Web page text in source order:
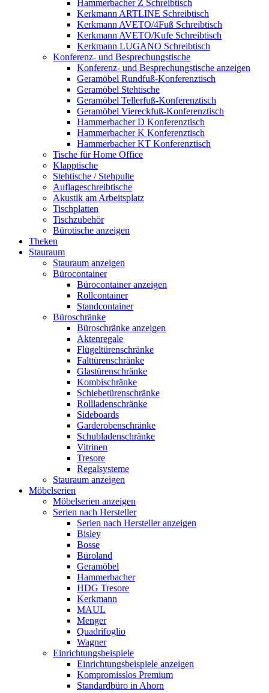
Hammerbacher Z Schreibtisch
Kerkmann ARTLINE Schreibtisch
Kerkmann AVETO/4Fuß Schreibtisch
Kerkmann AVETO/Kufe Schreibtisch
Kerkmann LUGANO Schreibtisch
Konferenz- und Besprechungstische
Konferenz- und Besprechungstische anzeigen
Geramöbel Rundfuß-Konferenztisch
Geramöbel Stehtische
Geramöbel Tellerfuß-Konferenztisch
Geramöbel Viereckfuß-Konferenztisch
Hammerbacher D Konferenztisch
Hammerbacher K Konferenztisch
Hammerbacher KT Konferenztisch
Tische für Home Office
Klapptische
Stehtische / Stehpulte
Auflageschreibtische
Akustik am Arbeitsplatz
Tischplatten
Tischzubehör
Bürotische anzeigen
Theken
Stauraum
Stauraum anzeigen
Bürocontainer
Bürocontainer anzeigen
Rollcontainer
Standcontainer
Büroschränke
Büroschränke anzeigen
Aktenregale
Flügeltürenschränke
Falttürenschränke
Glastürenschränke
Kombischränke
Schiebetürenschränke
Rollladenschränke
Sideboards
Garderobenschränke
Schubladenschränke
Vitrinen
Tresore
Regalsysteme
Stauraum anzeigen
Möbelserien
Möbelserien anzeigen
Serien nach Hersteller
Serien nach Hersteller anzeigen
Bisley
Bosse
Büroland
Geramöbel
Hammerbacher
HDG Tresore
Kerkmann
MAUL
Menger
Quadrifoglio
Wagner
Einrichtungsbeispiele
Einrichtungsbeispiele anzeigen
Kompromisslos Premium
Standardbüro in Ahorn